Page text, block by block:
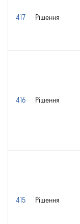
417 Рішення
416 Рішення
415 Рішення